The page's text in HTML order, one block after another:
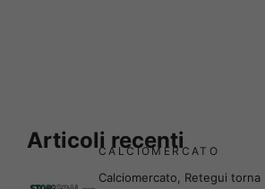
Articoli recenti
CALCIOMERCATO
Calciomercato, Retegui torna